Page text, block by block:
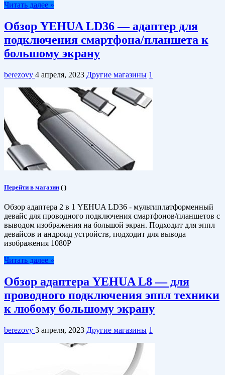
Читать далее »
Обзор YEHUA LD36 — адаптер для
подключения смартфона/планшета к
большому экрану
berezovy 4 апреля, 2023 Другие магазины 1
Перейти в магазин ( )
Обзор адаптера 2 в 1 YEHUA LD36 - мультиплатформенный
девайс для проводного подключения смартфонов/планшетов с
выводом изображения на большой экран. Подходит для эппл
девайсов и андроид устройств, подходит для вывода
изображения 1080P
Читать далее »
Обзор адаптера YEHUA L8 — для
проводного подключения эппл техники
к любому большому экрану
berezovy 3 апреля, 2023 Другие магазины 1